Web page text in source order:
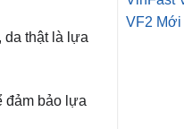
da thật là lựa
đảm bảo lựa
VF2 Mới